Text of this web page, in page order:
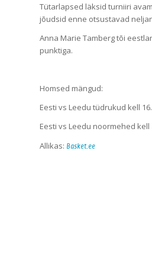
Tütarlapsed läksid turniiri
jõudsid enne otsustavad
Anna Marie Tamberg tõi
punktiga.
Homsed mängud:
Eesti vs Leedu tüdrukud kell
Eesti vs Leedu noormehed kell
Allikas: Basket.ee